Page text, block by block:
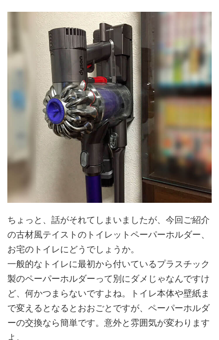
ちょっと、話がそれてしまいましたが、今回ご紹介
の古材風テイストのトイレットペーパーホルダー、
お宅のトイレにどうでしょうか。
一般的なトイレに最初から付いているプラスチック
製のペーパーホルダーって別にダメじゃなんですけ
ど、何かつまらないですよね。トイレ本体や壁紙ま
で変えるとなるとおおごとですが、ペーパーホルダ
ーの交換なら簡単です。意外と雰囲気が変わります
よ。